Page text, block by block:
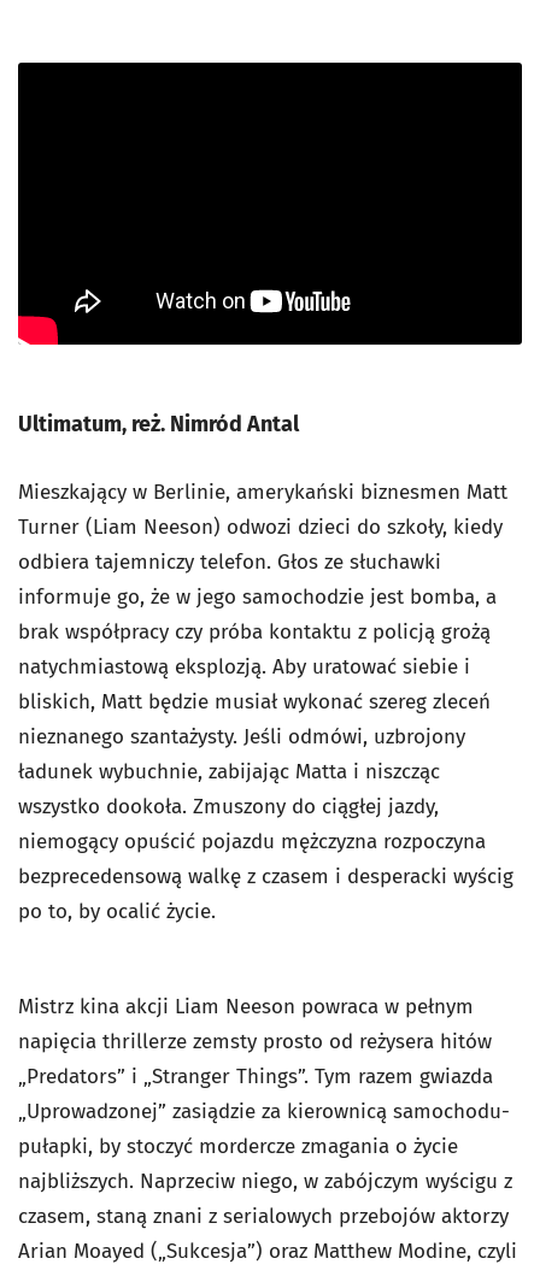
Ultimatum, reż. Nimród Antal
Mieszkający w Berlinie, amerykański biznesmen Matt
Turner (Liam Neeson) odwozi dzieci do szkoły, kiedy
odbiera tajemniczy telefon. Głos ze słuchawki
informuje go, że w jego samochodzie jest bomba, a
brak współpracy czy próba kontaktu z policją grożą
natychmiastową eksplozją. Aby uratować siebie i
bliskich, Matt będzie musiał wykonać szereg zleceń
nieznanego szantażysty. Jeśli odmówi, uzbrojony
ładunek wybuchnie, zabijając Matta i niszcząc
wszystko dookoła. Zmuszony do ciągłej jazdy,
niemogący opuścić pojazdu mężczyzna rozpoczyna
bezprecedensową walkę z czasem i desperacki wyścig
po to, by ocalić życie.
Mistrz kina akcji Liam Neeson powraca w pełnym
napięcia thrillerze zemsty prosto od reżysera hitów
„Predators” i „Stranger Things”. Tym razem gwiazda
„Uprowadzonej” zasiądzie za kierownicą samochodu-
pułapki, by stoczyć mordercze zmagania o życie
najbliższych. Naprzeciw niego, w zabójczym wyścigu z
czasem, staną znani z serialowych przebojów aktorzy
Arian Moayed („Sukcesja”) oraz Matthew Modine, czyli